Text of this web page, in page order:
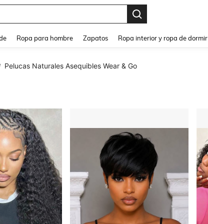
Ropa para hombre Zapatos Ropa interior y ropa de dormir
Pelucas Naturales Asequibles Wear & Go